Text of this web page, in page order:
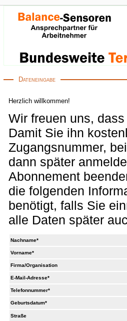
Dateneingabe
Herzlich willkommen!
Wir freuen uns,
Damit Sie ihn
Zugangsnummer,
dann später
Abonnement beenden oder Kurse
die folgenden
benötigt, falls Sie einmal Ihr Passwort nicht mehr wissen. Sie können
alle Daten später
Nachname*
Vorname*
Firma/Organisation
E-Mail-Adresse*
Telefonnummer*
Geburtsdatum*
Straße